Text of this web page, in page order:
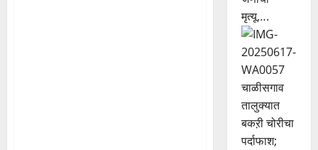
मृत्यू….
चाळीसगाव
तालुक्यात
बकऱी चोरीचा
पर्दाफाश;